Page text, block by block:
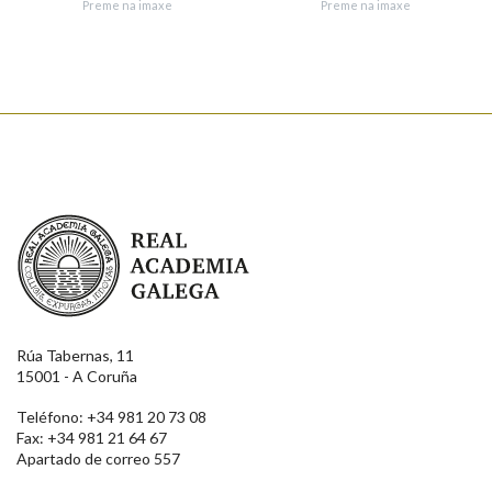
Preme na imaxe Preme na imaxe
Real Academia Galega
Rúa Tabernas, 11
15001 - A Coruña
Teléfono: +34 981 20 73 08
Fax: +34 981 21 64 67
Apartado de correo 557